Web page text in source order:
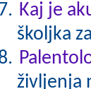
Kaj je
školjka
življenja